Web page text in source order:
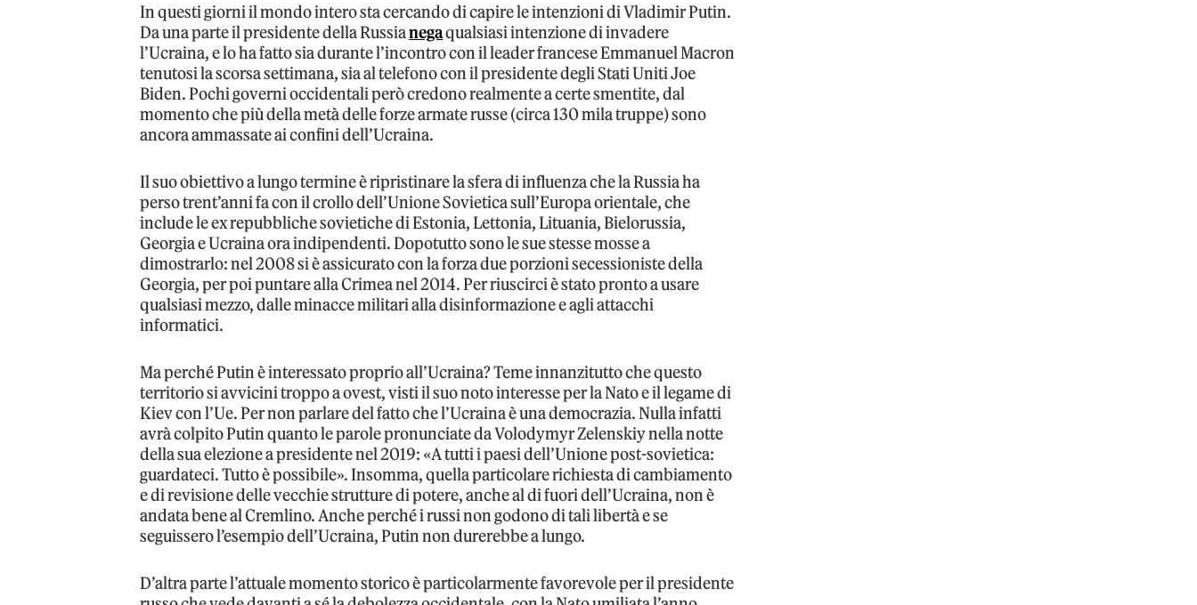
In questi giorni il mondo intero sta cercando di capire le intenzioni di Vladimir Putin.
Da una parte il presidente della Russianegaqualsiasi intenzione di invadere
l’Ucraina, e lo ha fatto sia durante l’incontro con il leader francese Emmanuel Macron
tenutosi la scorsa settimana, sia al telefono con il presidente degli Stati Uniti Joe
Biden. Pochi governi occidentali però credono realmente a certe smentite, dal
momento che più della metà delle forze armate russe (circa 130 mila truppe) sono
ancora ammassate ai confini dell’Ucraina.
Il suo obiettivo a lungo termine è ripristinare la sfera di influenza che la Russia ha
perso trent’anni fa con il crollo dell’Unione Sovietica sull’Europa orientale, che
include le ex repubbliche sovietiche di Estonia, Lettonia, Lituania, Bielorussia,
Georgia e Ucraina ora indipendenti. Dopotutto sono le sue stesse mosse a
dimostrarlo: nel 2008 si è assicurato con la forza due porzioni secessioniste della
Georgia, per poi puntare alla Crimea nel 2014. Per riuscirci è stato pronto a usare
qualsiasi mezzo, dalle minacce militari alla disinformazione e agli attacchi
informatici.
Ma perché Putin è interessato proprio all’Ucraina? Teme innanzitutto che questo
territorio si avvicini troppo a ovest, visti il suo noto interesse per la Nato e il legame di
Kiev con l’Ue. Per non parlare del fatto che l’Ucraina è una democrazia. Nulla infatti
avrà colpito Putin quanto le parole pronunciate da Volodymyr Zelenskiy nella notte
della sua elezione a presidente nel 2019: «A tutti i paesi dell’Unione post-sovietica:
guardateci. Tutto è possibile». Insomma, quella particolare richiesta di cambiamento
e di revisione delle vecchie strutture di potere, anche al di fuori dell’Ucraina, non è
andata bene al Cremlino. Anche perché i russi non godono di tali libertà e se
seguissero l’esempio dell’Ucraina, Putin non durerebbe a lungo.
D’altra parte l’attuale momento storico è particolarmente favorevole per il presidente